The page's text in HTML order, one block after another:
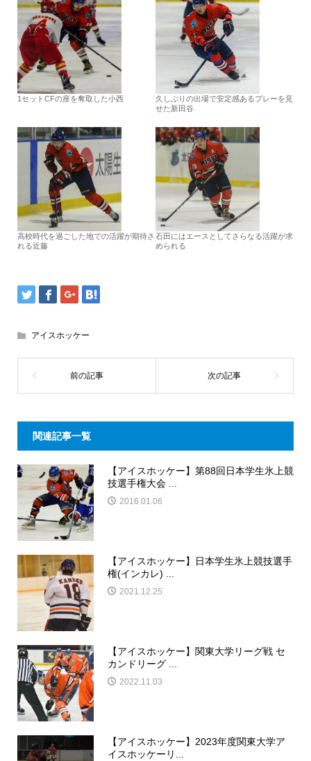
1セットCFの座を奪取した小西
久しぶりの出場で安定感あるプレーを見
せた新田谷
高校時代を過ごした地での活躍が期待さ
れる近藤
石田にはエースとしてさらなる活躍が求
められる
アイスホッケー
関連記事一覧
【アイスホッケー】第88回日本学生氷上競
技選手権大会 ...
2016.01.06
【アイスホッケー】日本学生氷上競技選手
権(インカレ) ...
2021.12.25
【アイスホッケー】関東大学リーグ戦 セ
カンドリーグ ...
2022.11.03
【アイスホッケー】2023年度関東大学ア
イスホッケーリ...